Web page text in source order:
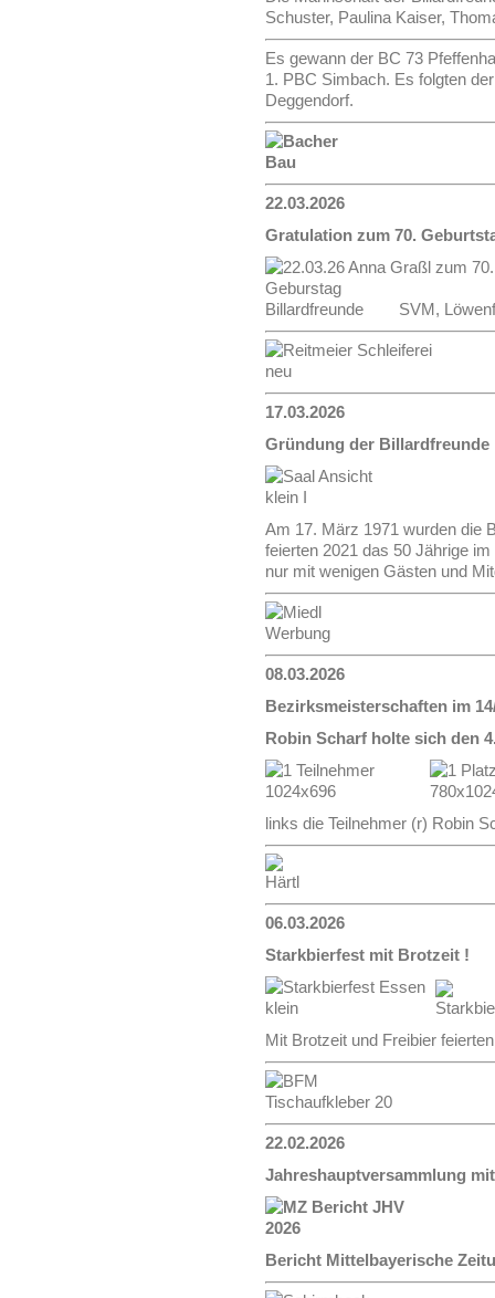
Schuster, Paulina Kaiser,
Es gewann der BC 73
1. PBC Simbach. Es folgten
Deggendorf.
22.03.2026
Gratulation zum 70.
Billardfreunde SVM,
17.03.2026
Gründung der Billardfreunde
Am 17. März 1971 wurden die
feierten 2021 das 50 Jährige
nur mit wenigen Gästen und
08.03.2026
Bezirksmeisterschaften im
Robin Scharf holte sich den
links die Teilnehmer (r) Robin
06.03.2026
Starkbierfest mit Brotzeit !
Mit Brotzeit und Freibier
22.02.2026
Jahreshauptversammlung
Bericht Mittelbayerische